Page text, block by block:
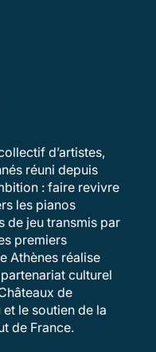
d’artistes,
réuni depuis
: faire revivre
les pianos
de jeu transmis par
premiers
Athènes réalise
culturel
de
le soutien de la
de France.